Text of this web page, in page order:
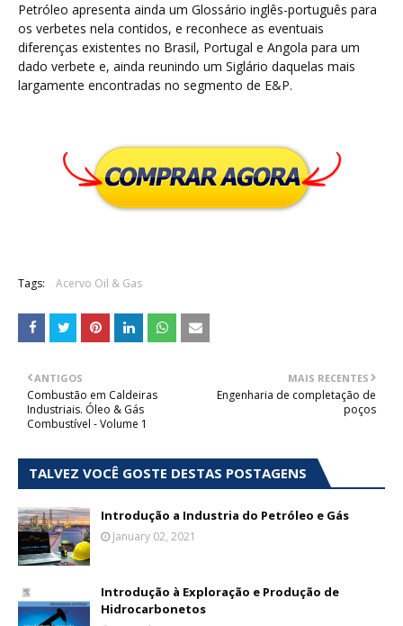
Petróleo apresenta ainda um Glossário inglês-português para
os verbetes nela contidos, e reconhece as eventuais
diferenças existentes no Brasil, Portugal e Angola para um
dado verbete e, ainda reunindo um Siglário daquelas mais
largamente encontradas no segmento de E&P.
Tags: Acervo Oil & Gas
MAIS RECENTES
Engenharia de completação de
poços
ANTIGOS
Combustão em Caldeiras
Industriais. Óleo & Gás
Combustível - Volume 1
TALVEZ VOCÊ GOSTE DESTAS POSTAGENS
Introdução a Industria do Petróleo e Gás
January 02, 2021
Introdução à Exploração e Produção de
Hidrocarbonetos